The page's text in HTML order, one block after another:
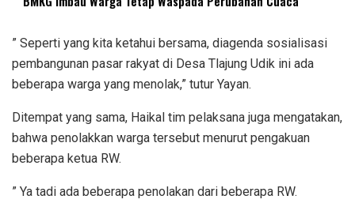
” Seperti yang kita ketahui bersama, diagenda sosialisasi
pembangunan pasar rakyat di Desa Tlajung Udik ini ada
beberapa warga yang menolak,” tutur Yayan.
Ditempat yang sama, Haikal tim pelaksana juga mengatakan,
bahwa penolakkan warga tersebut menurut pengakuan
beberapa ketua RW.
” Ya tadi ada beberapa penolakan dari beberapa RW.